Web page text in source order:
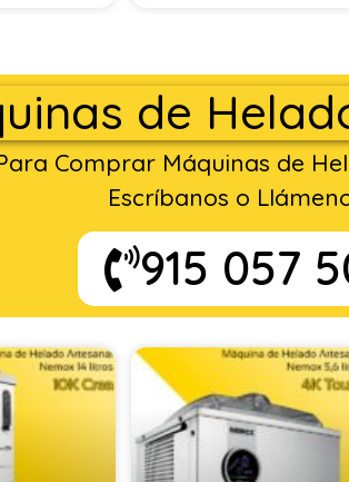
de
Comprar Máquinas de
Escríbanos o
915 057